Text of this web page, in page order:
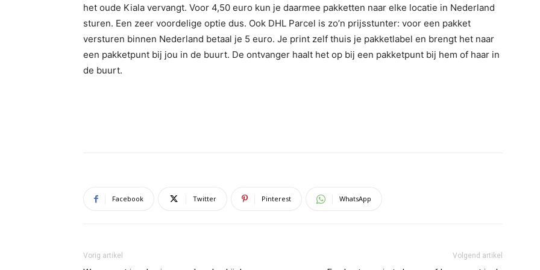
het oude Kiala vervangt. Voor 4,50 euro kun je daarmee pakketten naar elke locatie in Nederland
sturen. Een zeer voordelige optie dus. Ook DHL Parcel is zo’n prijsstunter: voor een pakket
versturen binnen Nederland betaal je 5 euro. Je print zelf thuis je pakketlabel en brengt het naar
een pakketpunt bij jou in de buurt. De ontvanger haalt het op bij een pakketpunt bij hem of haar in
de buurt.
Facebook Twitter Pinterest WhatsApp
Vorig artikel Volgend artikel